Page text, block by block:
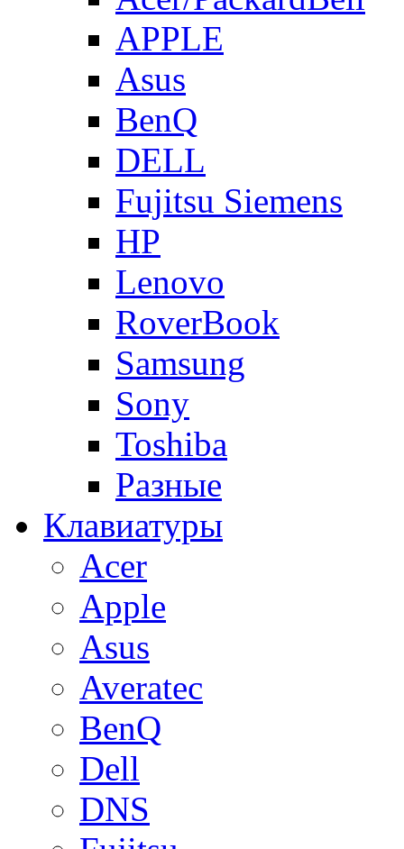
APPLE
Asus
BenQ
DELL
Fujitsu Siemens
HP
Lenovo
RoverBook
Samsung
Sony
Toshiba
Разные
Клавиатуры
Acer
Apple
Asus
Averatec
BenQ
Dell
DNS